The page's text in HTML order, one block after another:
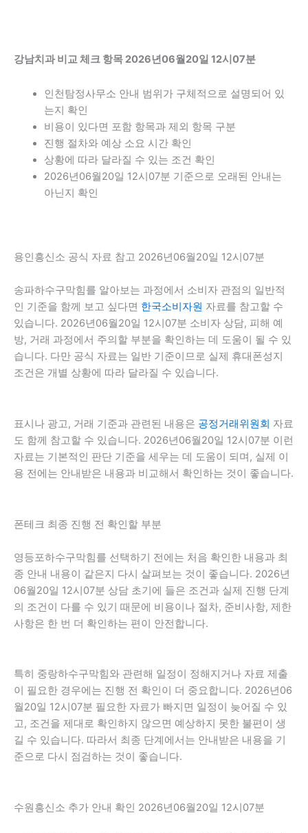
강남치과 비교 체크 항목 2026년06월20일 12시07분
인천탐정사무소 안내 범위가 구체적으로 설명되어 있
는지 확인
비용이 있다면 포함 항목과 제외 항목 구분
진행 절차와 예상 소요 시간 확인
상황에 따라 달라질 수 있는 조건 확인
2026년06월20일 12시07분 기준으로 오래된 안내는
아닌지 확인
용인흥신소 공식 자료 참고 2026년06월20일 12시07분
송파하수구막힘를 알아보는 과정에서 소비자 관점의 일반적
인 기준을 함께 보고 싶다면 한국소비자원 자료를 참고할 수
있습니다. 2026년06월20일 12시07분 소비자 상담, 피해 예
방, 거래 과정에서 주의할 부분을 확인하는 데 도움이 될 수 있
습니다. 다만 공식 자료는 일반 기준이므로 실제 휴대폰성지
조건은 개별 상황에 따라 달라질 수 있습니다.
표시나 광고, 거래 기준과 관련된 내용은 공정거래위원회 자료
도 함께 참고할 수 있습니다. 2026년06월20일 12시07분 이런
자료는 기본적인 판단 기준을 세우는 데 도움이 되며, 실제 이
용 전에는 안내받은 내용과 비교해서 확인하는 것이 좋습니다.
폰테크 최종 진행 전 확인할 부분
영등포하수구막힘를 선택하기 전에는 처음 확인한 내용과 최
종 안내 내용이 같은지 다시 살펴보는 것이 좋습니다. 2026년
06월20일 12시07분 상담 초기에 들은 조건과 실제 진행 단계
의 조건이 다를 수 있기 때문에 비용이나 절차, 준비사항, 제한
사항은 한 번 더 확인하는 편이 안전합니다.
특히 중랑하수구막힘와 관련해 일정이 정해지거나 자료 제출
이 필요한 경우에는 진행 전 확인이 더 중요합니다. 2026년06
월20일 12시07분 필요한 자료가 빠지면 일정이 늦어질 수 있
고, 조건을 제대로 확인하지 않으면 예상하지 못한 불편이 생
길 수 있습니다. 따라서 최종 단계에서는 안내받은 내용을 기
준으로 다시 점검하는 것이 좋습니다.
수원흥신소 추가 안내 확인 2026년06월20일 12시07분